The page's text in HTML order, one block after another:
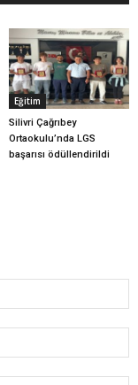
Eğitim
Silivri Çağrıbey
Ortaokulu’nda LGS
başarısı ödüllendirildi